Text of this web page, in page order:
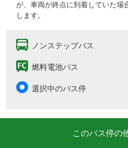
が、車両が終点に到着していた場
します。
ノンステップバス
燃料電池バス
選択中のバス停
このバス停の